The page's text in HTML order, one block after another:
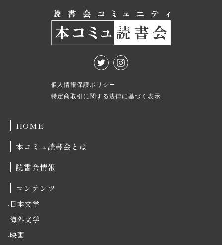
個人情報保護ポリシー
特定商取引に関する法律に基づく表示
HOME
本コミュ読書会とは
読書会情報
コンテンツ
日本文学
海外文学
映画